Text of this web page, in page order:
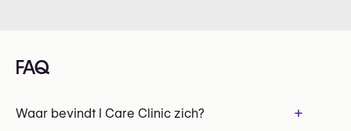
FAQ
Waar bevindt I Care Clinic zich? +